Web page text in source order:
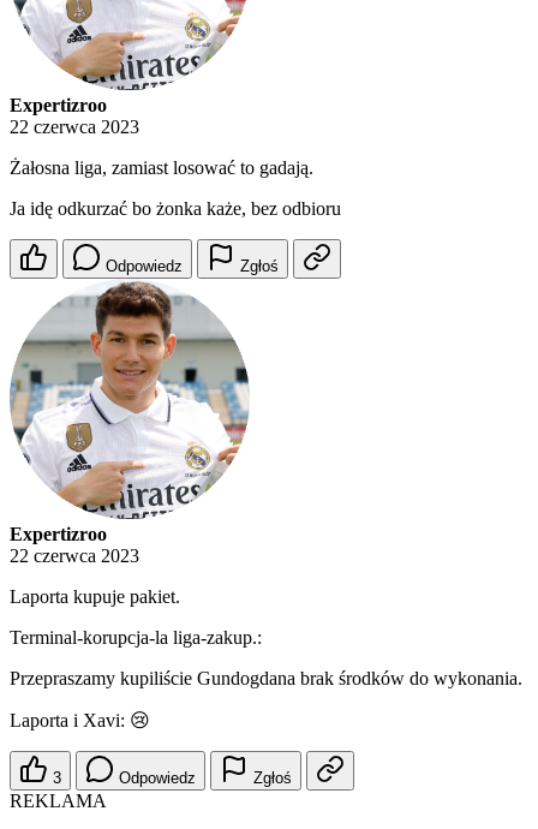
Expertizroo
22 czerwca 2023
Żałosna liga, zamiast losować to gadają.
Ja idę odkurzać bo żonka każe, bez odbioru
Odpowiedz Zgłoś
Expertizroo
22 czerwca 2023
Laporta kupuje pakiet.
Terminal-korupcja-la liga-zakup.:
Przepraszamy kupiliście Gundogdana brak środków do wykonania.
Laporta i Xavi: 😢
3 Odpowiedz Zgłoś
REKLAMA